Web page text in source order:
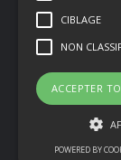
CGV
Presse &
Site
CIBLAGE
NON
ACCEPTER
POWERED BY